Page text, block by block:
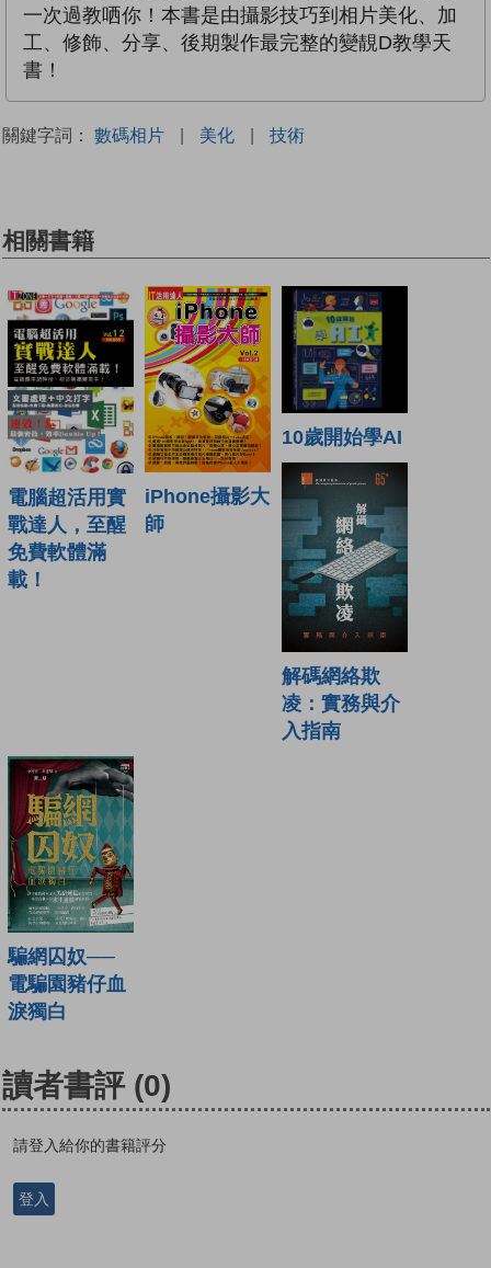
一次過教哂你！本書是由攝影技巧到相片美化、加
工、修飾、分享、後期製作最完整的變靚D教學天
書！
關鍵字詞： 數碼相片 | 美化 | 技術
相關書籍
電腦超活用實
戰達人，至醒
免費軟體滿
載！
iPhone攝影大
師
10歲開始學AI
解碼網絡欺
凌：實務與介
入指南
騙網囚奴──
電騙園豬仔血
淚獨白
讀者書評 (0)
請登入給你的書籍評分
登入